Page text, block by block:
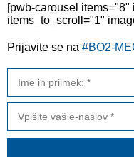
[pwb-carousel
items_to_scroll="1"
Prijavite se na #BO2-